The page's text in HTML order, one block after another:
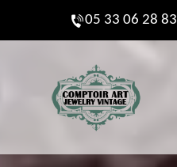
05 33 06 28 83